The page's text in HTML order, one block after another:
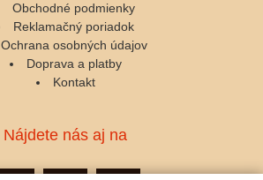
Obchodné podmienky
Reklamačný poriadok
Ochrana osobných údajov
Doprava a platby
Kontakt
Nájdete nás aj na